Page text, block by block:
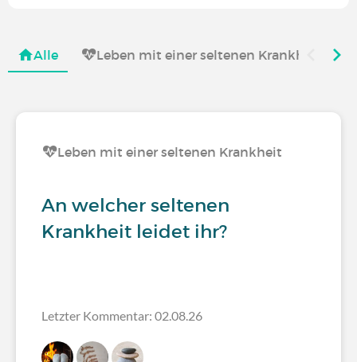
Alle Leben mit einer seltenen Krankheit
Leben mit einer seltenen Krankheit
An welcher seltenen
Krankheit leidet ihr?
Letzter Kommentar: 02.08.26